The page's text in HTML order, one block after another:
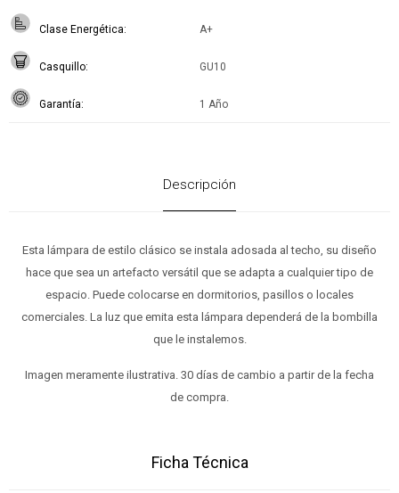
Clase Energética A+
Casquillo GU10
Garantía 1 Año
Descripción
Esta lámpara de estilo clásico se instala adosada al techo, su diseño
hace que sea un artefacto versátil que se adapta a cualquier tipo de
espacio. Puede colocarse en dormitorios, pasillos o locales
comerciales. La luz que emita esta lámpara dependerá de la bombilla
que le instalemos.
Imagen meramente ilustrativa. 30 días de cambio a partir de la fecha
de compra.
Ficha Técnica